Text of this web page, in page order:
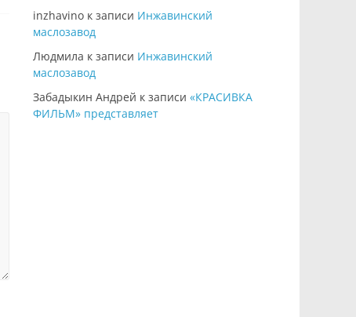
inzhavino к записи Инжавинский
маслозавод
Людмила к записи Инжавинский
маслозавод
Забадыкин Андрей к записи «КРАСИВКА
ФИЛЬМ» представляет